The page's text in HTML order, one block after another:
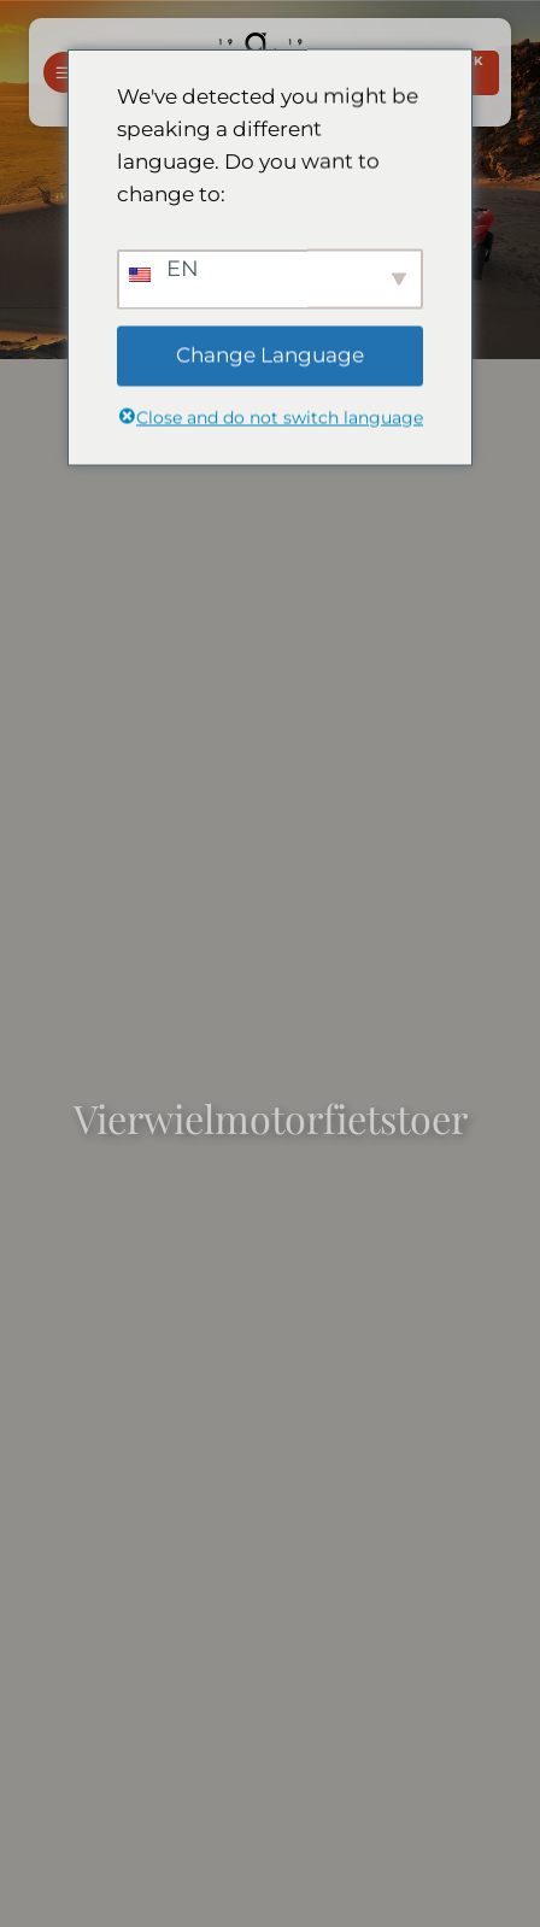
Slaan
na
inhoud
BESPREEK
Vierwielmotorfietstoer
We've detected you might be
speaking a different
language. Do you want to
change to:
EN
Change Language
Close and do not switch language